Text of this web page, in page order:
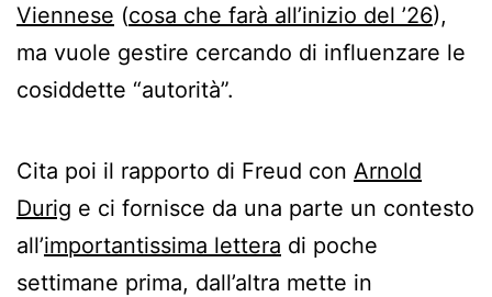
Viennese (cosa che farà all’inizio del ’26),
ma vuole gestire cercando di influenzare le
cosiddette “autorità”.
Cita poi il rapporto di Freud con Arnold
Durig e ci fornisce da una parte un contesto
all’importantissima lettera di poche
settimane prima, dall’altra mette in